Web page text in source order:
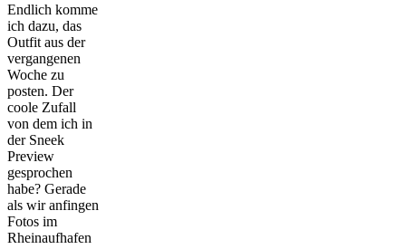
Endlich komme
ich dazu, das
Outfit aus der
vergangenen
Woche zu
posten. Der
coole Zufall
von dem ich in
der Sneek
Preview
gesprochen
habe? Gerade
als wir anfingen
Fotos im
Rheinaufhafen